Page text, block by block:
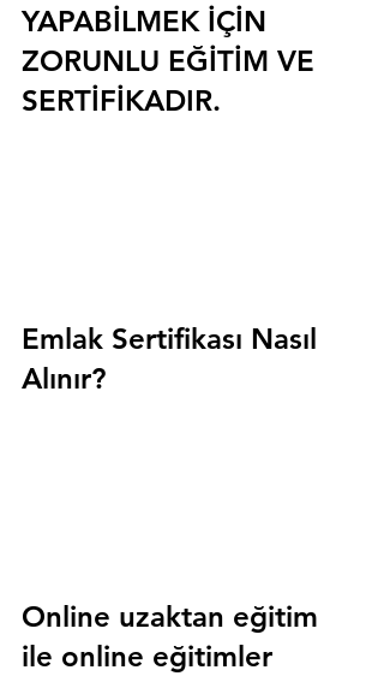
YAPABİLMEK İÇİN
ZORUNLU EĞİTİM VE
SERTİFİKADIR.
Emlak Sertifikası Nasıl
Alınır?
Online uzaktan eğitim
ile online eğitimler